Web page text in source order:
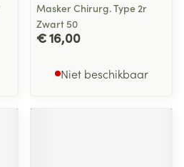
Masker Chirurg. Type 2r
Zwart 50
€ 16,00
Niet beschikbaar